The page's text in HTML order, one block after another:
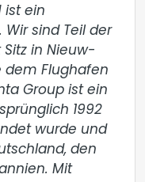
ist ein
sind Teil der
in Nieuw-
dem Flughafen
Group ist ein
1992
wurde und
den
Mit